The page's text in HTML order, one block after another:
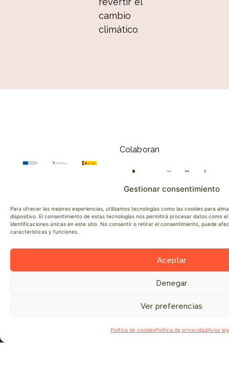
Gestionar consentimiento
Para ofrecer las mejores experiencias, utilizamos tecnologías como las cookies para
dispositivo. El consentimiento de estas tecnologías nos permitirá procesar datos como
identificaciones únicas en este sitio. No consentir o retirar el consentimiento, puede
características y funciones.
Aceptar
Denegar
Ver preferencias
Política de cookiesPolítica de privacidadAviso
cambio
climático
Colaboran
Impulsada por la Secretaría de Estado del Turismo
a través de su programa Experiencias Turismo
España, el proyecto está liderado por Fundación
LA